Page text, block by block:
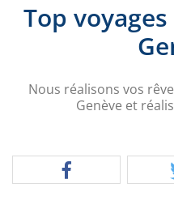
Top
Nous réalisons vos
Genève et